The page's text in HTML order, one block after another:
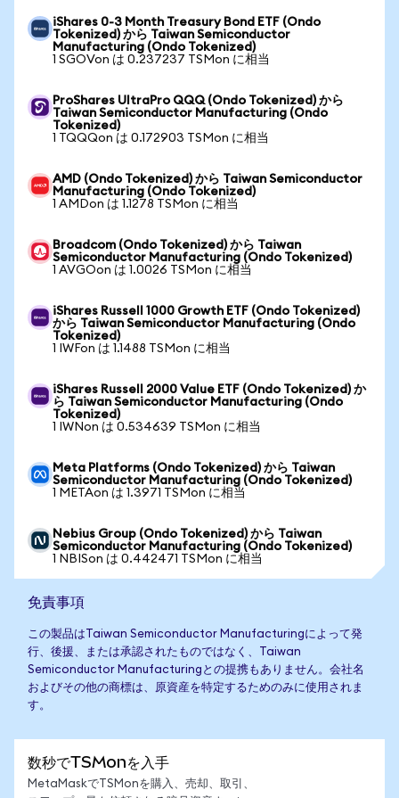
iShares 0-3 Month Treasury Bond ETF (Ondo
Tokenized) から Taiwan Semiconductor
Manufacturing (Ondo Tokenized)
1 SGOVon は 0.237237 TSMon に相当
ProShares UltraPro QQQ (Ondo Tokenized) から
Taiwan Semiconductor Manufacturing (Ondo
Tokenized)
1 TQQQon は 0.172903 TSMon に相当
AMD (Ondo Tokenized) から Taiwan Semiconductor
Manufacturing (Ondo Tokenized)
1 AMDon は 1.1278 TSMon に相当
Broadcom (Ondo Tokenized) から Taiwan
Semiconductor Manufacturing (Ondo Tokenized)
1 AVGOon は 1.0026 TSMon に相当
iShares Russell 1000 Growth ETF (Ondo Tokenized)
から Taiwan Semiconductor Manufacturing (Ondo
Tokenized)
1 IWFon は 1.1488 TSMon に相当
iShares Russell 2000 Value ETF (Ondo Tokenized) か
ら Taiwan Semiconductor Manufacturing (Ondo
Tokenized)
1 IWNon は 0.534639 TSMon に相当
Meta Platforms (Ondo Tokenized) から Taiwan
Semiconductor Manufacturing (Ondo Tokenized)
1 METAon は 1.3971 TSMon に相当
Nebius Group (Ondo Tokenized) から Taiwan
Semiconductor Manufacturing (Ondo Tokenized)
1 NBISon は 0.442471 TSMon に相当
免責事項
この製品はTaiwan Semiconductor Manufacturingによって発
行、後援、または承認されたものではなく、Taiwan
Semiconductor Manufacturingとの提携もありません。会社名
およびその他の商標は、原資産を特定するためのみに使用されま
す。
数秒でTSMonを入手
MetaMaskでTSMonを購入、売却、取引、